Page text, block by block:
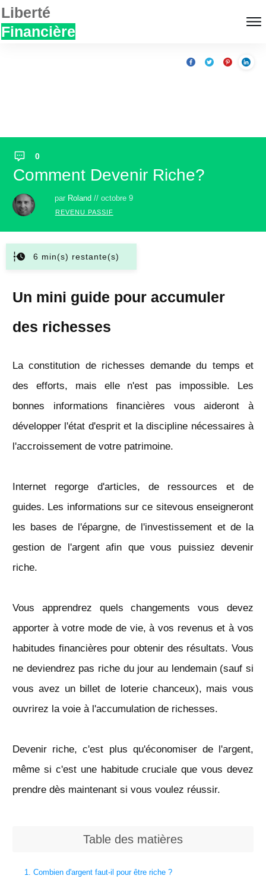
Liberté
Financière
0
Comment Devenir Riche?
par Roland // octobre 9
REVENU PASSIF
6 min(s) restante(s)
Un mini guide pour accumuler
des richesses
La constitution de richesses demande du temps et
des efforts, mais elle n'est pas impossible. Les
bonnes informations financières vous aideront à
développer l'état d'esprit et la discipline nécessaires à
l'accroissement de votre patrimoine.
Internet regorge d'articles, de ressources et de
guides. Les informations sur ce sitevous enseigneront
les bases de l'épargne, de l'investissement et de la
gestion de l'argent afin que vous puissiez devenir
riche.
Vous apprendrez quels changements vous devez
apporter à votre mode de vie, à vos revenus et à vos
habitudes financières pour obtenir des résultats. Vous
ne deviendrez pas riche du jour au lendemain (sauf si
vous avez un billet de loterie chanceux), mais vous
ouvrirez la voie à l'accumulation de richesses.
Devenir riche, c'est plus qu'économiser de l'argent,
même si c'est une habitude cruciale que vous devez
prendre dès maintenant si vous voulez réussir.
Table des matières
1. Combien d'argent faut-il pour être riche ?